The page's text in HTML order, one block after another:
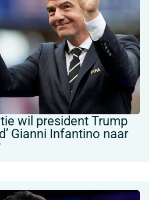
wil president Trump
Gianni Infantino naar